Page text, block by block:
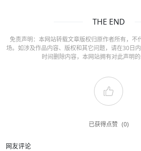
THE END
免责声明：本网站转载文章版权归原作者所有，不
场。如涉及作品内容、版权和其它问题，请在30日
时间删除内容，本网站拥有对此声明的
已获得点赞 (0)
网友评论